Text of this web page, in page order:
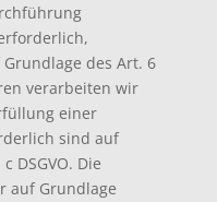
des Art. 6
verarbeiten wir
einer
sind auf
DSGVO. Die
auf Grundlage